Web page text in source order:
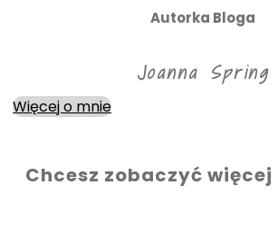
Autorka Bloga
Joanna Spring
Więcej o mnie
Chcesz zobaczyć